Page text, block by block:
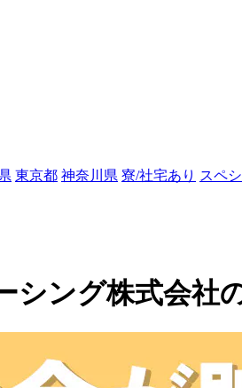
東京都 神奈川県 寮/社宅あり スペ
シング株式会社